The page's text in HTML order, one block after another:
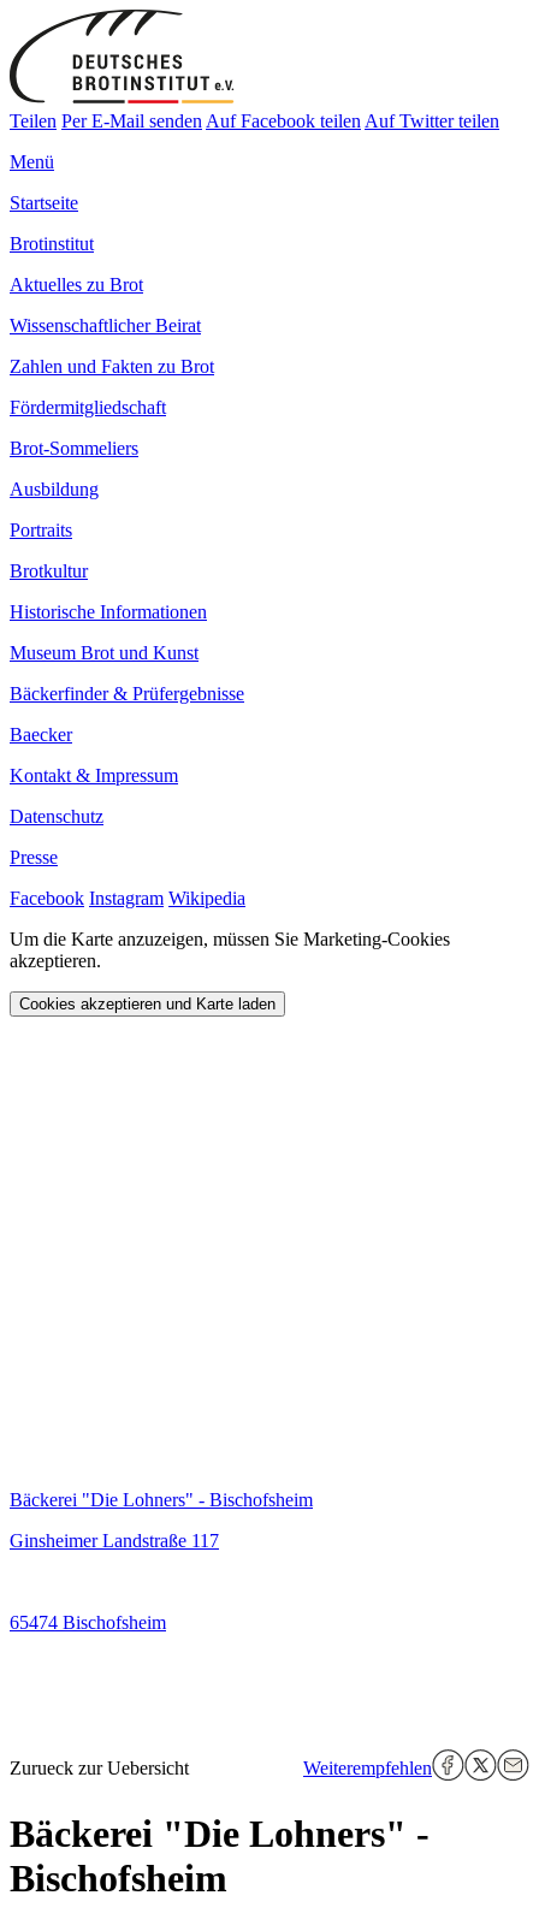
Teilen Per E-Mail senden Auf Facebook teilen Auf Twitter teilen
Menü
Startseite
Brotinstitut
Aktuelles zu Brot
Wissenschaftlicher Beirat
Zahlen und Fakten zu Brot
Fördermitgliedschaft
Brot-Sommeliers
Ausbildung
Portraits
Brotkultur
Historische Informationen
Museum Brot und Kunst
Bäckerfinder & Prüfergebnisse
Baecker
Kontakt & Impressum
Datenschutz
Presse
Facebook Instagram Wikipedia
Um die Karte anzuzeigen, müssen Sie Marketing-Cookies
akzeptieren.
Cookies akzeptieren und Karte laden
Bäckerei "Die Lohners" - Bischofsheim
Ginsheimer Landstraße 117
65474 Bischofsheim
Zurueck zur Uebersicht Weiterempfehlen
Bäckerei "Die Lohners" -
Bischofsheim